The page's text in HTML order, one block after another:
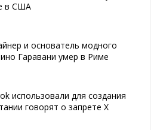
в США
и основатель модного
Гаравани умер в Риме
использовали для создания
говорят о запрете Х